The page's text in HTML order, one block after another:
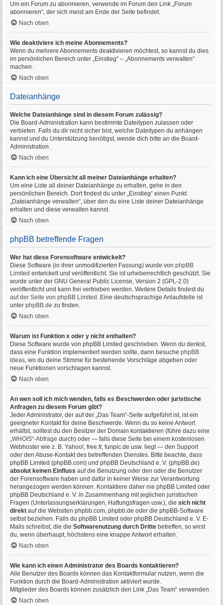
Um ein Forum zu abonnieren, verwende im Forum den Link „Forum
abonnieren“, der sich meist am Ende der Seite befindet.
Nach oben
Wie deaktiviere ich meine Abonnements?
Wenn du mehrere Abonnements deaktivieren möchtest, so kannst du dies
im persönlichen Bereich unter „Einstieg“ – „Abonnements verwalten“
machen.
Nach oben
Dateianhänge
Welche Dateianhänge sind in diesem Forum zulässig?
Die Board-Administration kann bestimmte Dateitypen zulassen oder
verbieten. Falls du dir nicht sicher bist, welche Dateitypen du anhängen
kannst und du Unterstützung benötigst, wende dich bitte an die Board-
Administration.
Nach oben
Kann ich eine Übersicht all meiner Dateianhänge erhalten?
Um eine Liste all deiner Dateianhänge zu erhalten, gehe in den
persönlichen Bereich. Dort findest du unter „Einstieg“ einen Punkt
„Dateianhänge verwalten“, über den du eine Liste deiner Dateianhänge
erhalten und diese verwalten kannst.
Nach oben
phpBB betreffende Fragen
Wer hat diese Forensoftware entwickelt?
Diese Software (in ihrer unmodifizierten Fassung) wurde von phpBB
Limited entwickelt und veröffentlicht. Sie ist urheberrechtlich geschützt. Sie
wurde unter der GNU General Public License, Version 2 (GPL-2.0)
veröffentlicht und kann frei vertrieben werden. Weitere Details findest du
auf der Seite von phpBB Limited . Eine deutschsprachige Anlaufstelle ist
unter phpBB.de zu finden.
Nach oben
Warum ist Funktion x oder y nicht enthalten?
Diese Software wurde von phpBB Limited geschrieben. Wenn du denkst,
dass eine Funktion implementiert werden sollte, dann besuche phpBB
Ideas, wo du deine Stimme für bestehende Vorschläge abgeben oder
neue Funktionen vorschlagen kannst.
Nach oben
An wen soll ich mich wenden, falls es Beschwerden oder juristische
Anfragen zu diesem Forum gibt?
Jeder Administrator, der auf der „Das Team“-Seite aufgeführt ist, ist ein
geeigneter Kontakt für deine Beschwerde. Wenn du so keine Antwort
erhältst, solltest du den Besitzer der Domain kontaktieren (führe dazu eine
„WHOIS“-Abfrage durch) oder — falls diese Seite bei einem kostenlosen
Webhoster wie z. B. Yahoo!, free.fr, funpic.de usw. liegt — den Support
oder den Abuse-Kontakt des betreffenden Dienstes. Bitte beachte, dass
phpBB Limited (phpBB.com) und phpBB Deutschland e. V. (phpBB.de)
absolut keinen Einfluss auf die Benutzung oder den oder die Benutzer
der Forensoftware haben und dafür in keiner Weise zur Verantwortung
herangezogen werden können. Kontaktiere daher nie phpBB Limited oder
phpBB Deutschland e. V. in Zusammenhang mit jeglichen juristischen
Fragen (Unterlassungserklärungen, Haftungsfragen usw.), die sich nicht
direkt auf die Websiten phpbb.com, phpbb.de oder die phpBB-Software
selbst beziehen. Falls du phpBB Limited oder phpBB Deutschland e. V. E-
Mails schreibst, die die Softwarenutzung durch Dritte betreffen, so wirst
du, wenn überhaupt, höchstens eine knappe Antwort erhalten.
Nach oben
Wie kann ich einen Administrator des Boards kontaktieren?
Alle Benutzer des Boards können das Kontaktformular nutzen, wenn die
Funktion durch die Board-Administration aktiviert wurde.
Mitglieder des Boards können zusätzlich den Link „Das Team“ verwenden.
Nach oben